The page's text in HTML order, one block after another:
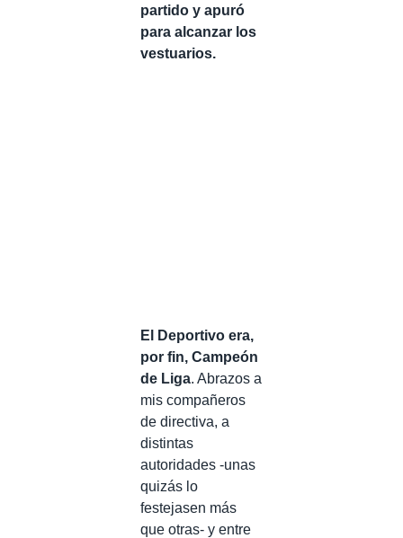
partido y apuró
para alcanzar los
vestuarios.
El Deportivo era,
por fin, Campeón
de Liga. Abrazos a
mis compañeros
de directiva, a
distintas
autoridades -unas
quizás lo
festejasen más
que otras- y entre